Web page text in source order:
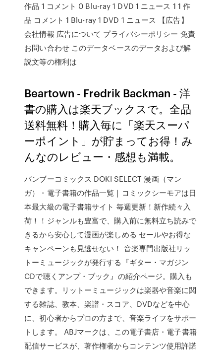
作品 1 コメント 0 Blu-ray 1 DVD 1 ニュース 1 1 作
品 コメント 1 Blu-ray 1 DVD 1 ニュース 【広告】
会社情報 広告について プライバシーポリシー 免責
お問い合わせ このデータベースのデータおよび解
説文等の権利は
Beartown - Fredrik Backman - 洋
書の購入は楽天ブックスで。全品
送料無料！購入毎に「楽天スーパ
ーポイント」が貯まってお得！み
んなのレビュー・感想も満載。
バンブーコミックス DOKI SELECT 漫画（マン
ガ）・電子書籍の作品一覧｜コミックシーモアは日
本最大級の電子書籍サイト 毎週更新！新作続々入
荷！！ジャンルも豊富で、購入前に無料立ち読みで
きるから安心して漫画が楽しめる セールやお得な
キャンペーンも見逃せない！ 音楽専門出版社リッ
トーミュージックが発行する『ギター・マガジン
CDで聴くアンプ・ブック』の紹介ページ。購入も
できます。リットーミュージックは楽器や音楽に関
する雑誌、教本、楽譜・スコア、DVDなどを中心
に、初心者からプロの方まで、音楽ライフをサポー
トします。 ABJマークは、この電子書店・電子書籍
配信サービスが、著作権者からコンテンツ使用許諾